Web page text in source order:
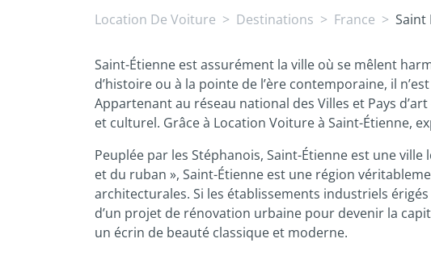
Location De Voiture Destinations France Saint
Saint-Étienne est assurément la ville où se mêlent
d’histoire ou à la pointe de l’ère contemporaine, il
Appartenant au réseau national des Villes et Pays
et culturel. Grâce à Location Voiture à Saint-Étienne,
Peuplée par les Stéphanois, Saint-Étienne est une
et du ruban », Saint-Étienne est une région
architecturales. Si les établissements industriels
d’un projet de rénovation urbaine pour devenir la
un écrin de beauté classique et moderne.